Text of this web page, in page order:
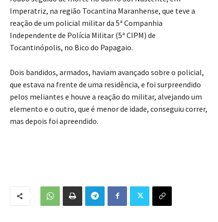
Imperatriz, na região Tocantina Maranhense, que teve a
reação de um policial militar da 5ª Companhia
Independente de Polícia Militar (5ª CIPM) de
Tocantinópolis, no Bico do Papagaio.
Dois bandidos, armados, haviam avançado sobre o policial,
que estava na frente de uma residência, e foi surpreendido
pelos meliantes e houve a reação do militar, alvejando um
elemento e o outro, que é menor de idade, conseguiu correr,
mas depois foi apreendido.